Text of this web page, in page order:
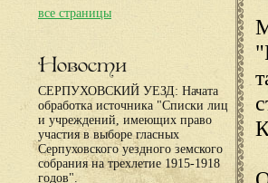
все страницы
Новости
СЕРПУХОВСКИЙ УЕЗД: Начата
обработка источника "Списки лиц
и учреждений, имеющих право
участия в выборе гласных
Серпуховского уездного земского
собрания на трехлетие 1915-1918
годов".